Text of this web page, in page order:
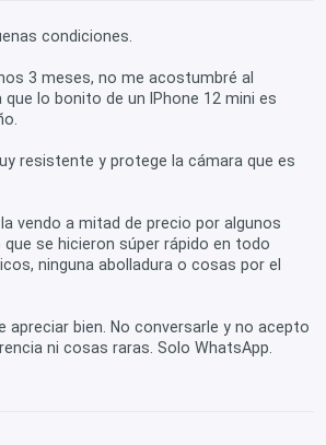
condiciones.
3 meses, no me acostumbré al
lo bonito de un IPhone 12 mini es
resistente y protege la cámara que es
vendo a mitad de precio por algunos
se hicieron súper rápido en todo
ninguna abolladura o cosas por el
apreciar bien. No conversarle y no acepto
ni cosas raras. Solo WhatsApp.